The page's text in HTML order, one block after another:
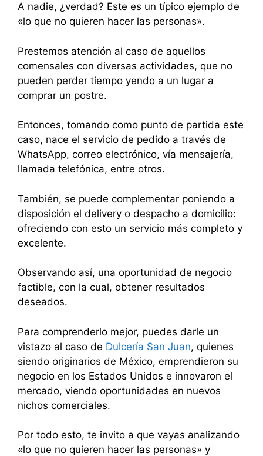
A nadie, ¿verdad? Este es un típico ejemplo de
«lo que no quieren hacer las personas».
Prestemos atención al caso de aquellos
comensales con diversas actividades, que no
pueden perder tiempo yendo a un lugar a
comprar un postre.
Entonces, tomando como punto de partida este
caso, nace el servicio de pedido a través de
WhatsApp, correo electrónico, vía mensajería,
llamada telefónica, entre otros.
También, se puede complementar poniendo a
disposición el delivery o despacho a domicilio:
ofreciendo con esto un servicio más completo y
excelente.
Observando así, una oportunidad de negocio
factible, con la cual, obtener resultados
deseados.
Para comprenderlo mejor, puedes darle un
vistazo al caso de Dulcería San Juan, quienes
siendo originarios de México, emprendieron su
negocio en los Estados Unidos e innovaron el
mercado, viendo oportunidades en nuevos
nichos comerciales.
Por todo esto, te invito a que vayas analizando
«lo que no quieren hacer las personas» y